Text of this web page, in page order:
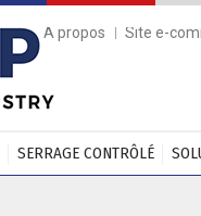
A propos
Site e-
SERRAGE CONTRÔLÉ